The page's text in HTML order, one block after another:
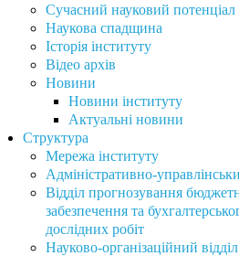
Сучасний науковий потенціал
Наукова спадщина
Історія інституту
Відео архів
Новини
Новини інституту
Актуальні новини
Структура
Мережа інституту
Адміністративно-
Відділ прогнозування
забезпечення та
дослідних робіт
Науково-організаційний відділ